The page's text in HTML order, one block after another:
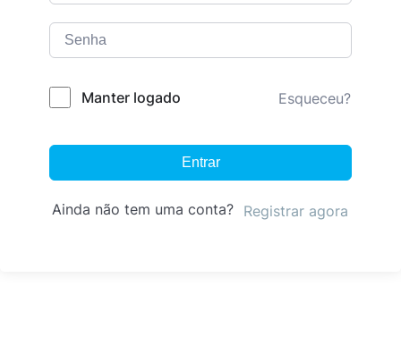
Manter logado Esqueceu?
Entrar
Ainda não tem uma conta? Registrar agora